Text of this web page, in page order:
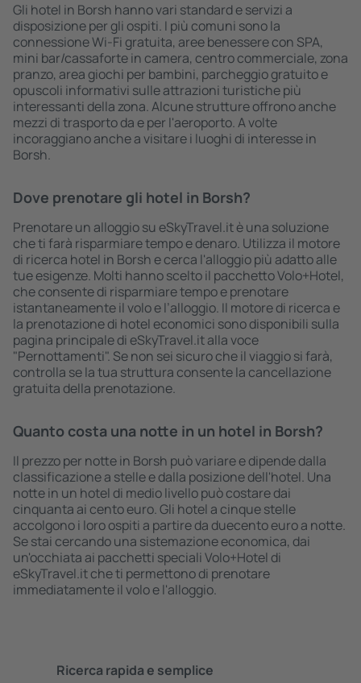
Gli hotel in Borsh hanno vari standard e servizi a
disposizione per gli ospiti. I più comuni sono la
connessione Wi-Fi gratuita, aree benessere con SPA,
mini bar/cassaforte in camera, centro commerciale, zona
pranzo, area giochi per bambini, parcheggio gratuito e
opuscoli informativi sulle attrazioni turistiche più
interessanti della zona. Alcune strutture offrono anche
mezzi di trasporto da e per l'aeroporto. A volte
incoraggiano anche a visitare i luoghi di interesse in
Borsh.
Dove prenotare gli hotel in Borsh?
Prenotare un alloggio su eSkyTravel.it è una soluzione
che ti farà risparmiare tempo e denaro. Utilizza il motore
di ricerca hotel in Borsh e cerca l'alloggio più adatto alle
tue esigenze. Molti hanno scelto il pacchetto Volo+Hotel,
che consente di risparmiare tempo e prenotare
istantaneamente il volo e l’alloggio. Il motore di ricerca e
la prenotazione di hotel economici sono disponibili sulla
pagina principale di eSkyTravel.it alla voce
"Pernottamenti". Se non sei sicuro che il viaggio si farà,
controlla se la tua struttura consente la cancellazione
gratuita della prenotazione.
Quanto costa una notte in un hotel in Borsh?
Il prezzo per notte in Borsh può variare e dipende dalla
classificazione a stelle e dalla posizione dell'hotel. Una
notte in un hotel di medio livello può costare dai
cinquanta ai cento euro. Gli hotel a cinque stelle
accolgono i loro ospiti a partire da duecento euro a notte.
Se stai cercando una sistemazione economica, dai
un'occhiata ai pacchetti speciali Volo+Hotel di
eSkyTravel.it che ti permettono di prenotare
immediatamente il volo e l'alloggio.
Ricerca rapida e semplice